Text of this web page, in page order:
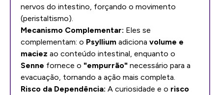
nervos do intestino, forçando o movimento
(peristaltismo).
Mecanismo Complementar: Eles se
complementam: o Psyllium adiciona volume e
maciez ao conteúdo intestinal, enquanto o
Senne fornece o "empurrão" necessário para a
evacuação, tornando a ação mais completa.
Risco da Dependência: A curiosidade e o risco